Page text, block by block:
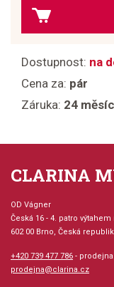
Dostupnost: na
Cena za: pár
Záruka: 24
CLARINA
OD Vágner
Česká 16 - 4. patro
602 00 Brno, Česká
+420 739 477 786 - prodejna
prodejna@clarina.cz